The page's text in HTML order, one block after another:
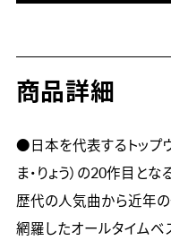
商品詳細
●日本を代表するトップ
ま・りょう）の20作目とな
歴代の人気曲から近年の
網羅したオールタイムベ